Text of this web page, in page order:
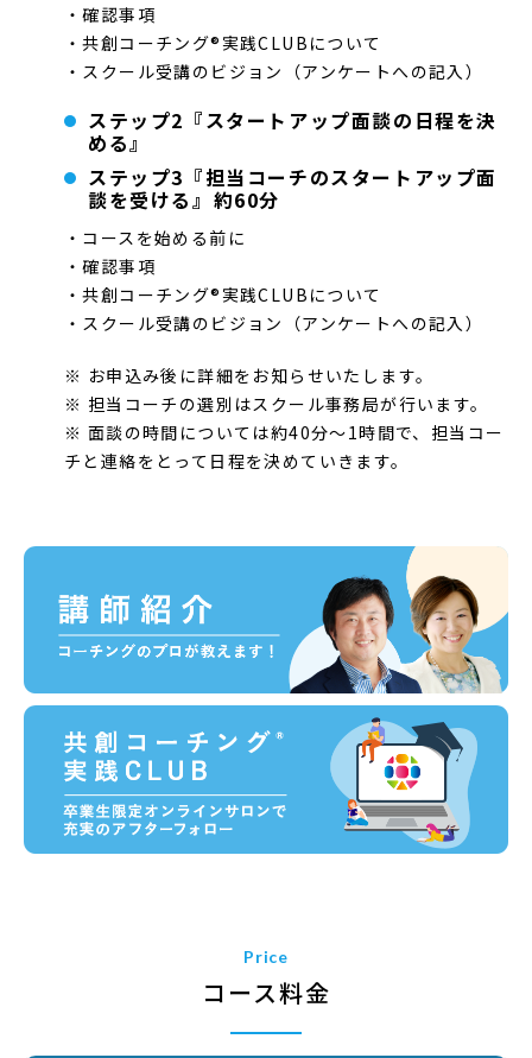
・確認事項
・共創コーチング®実践CLUBについて
・スクール受講のビジョン（アンケートへの記入）
ステップ2『スタートアップ面談の日程を決
める』
ステップ3『担当コーチのスタートアップ面
談を受ける』約60分
・コースを始める前に
・確認事項
・共創コーチング®実践CLUBについて
・スクール受講のビジョン（アンケートへの記入）
※ お申込み後に詳細をお知らせいたします。
※ 担当コーチの選別はスクール事務局が行います。
※ 面談の時間については約40分～1時間で、担当コー
チと連絡をとって日程を決めていきます。
Price
コース料金